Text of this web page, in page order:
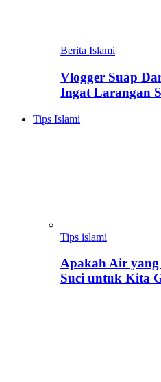
Berita Islami
Vlogger Suap
Ingat Larangan
Tips Islami
Tips islami
Apakah Air yang
Suci untuk Kita